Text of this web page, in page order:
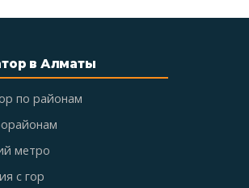
в Алматы
по районам
метро
с гор